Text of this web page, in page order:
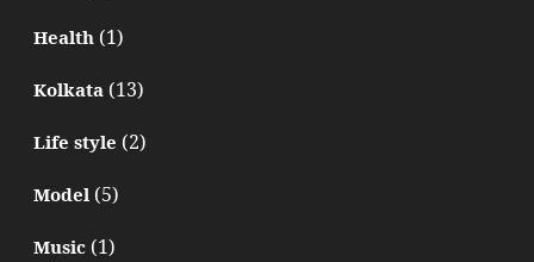
Health(1)
Kolkata(13)
Life style (2)
Model(5)
Music(1)